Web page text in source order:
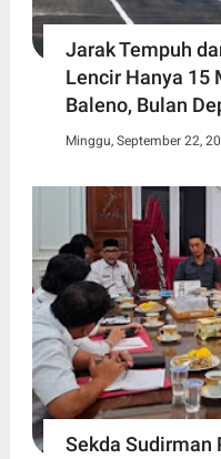
Jarak Tempuh
Lencir Hanya 15
Baleno, Bulan
Minggu, September 22,
Sekda Sudirman